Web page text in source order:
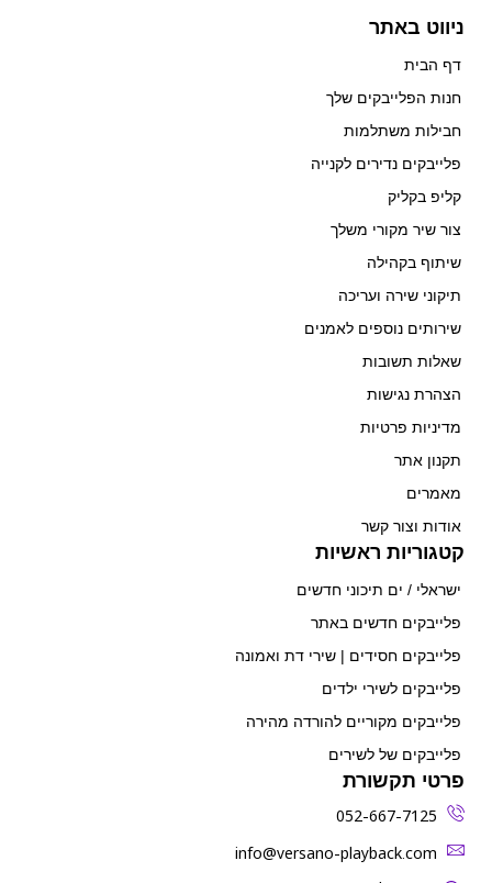
ניווט באתר
דף הבית
חנות הפלייבקים שלך
חבילות משתלמות
פלייבקים נדירים לקנייה
קליפ בקליק
צור שיר מקורי משלך
שיתוף בקהילה
תיקוני שירה ועריכה
שירותים נוספים לאמנים
שאלות תשובות
הצהרת נגישות
מדיניות פרטיות
תקנון אתר
מאמרים
אודות וצור קשר
קטגוריות ראשיות
ישראלי / ים תיכוני חדשים
פלייבקים חדשים באתר
פלייבקים חסידים | שירי דת ואמונה
פלייבקים לשירי ילדים
פלייבקים מקוריים להורדה מהירה
פלייבקים של לשירים
פרטי תקשורת
052-667-7125
‫info@versano-playback.com‬